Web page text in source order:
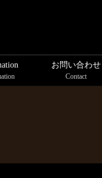
お問い合わせ
Contact